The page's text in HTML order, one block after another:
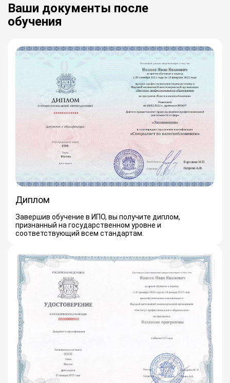
Ваши документы после
обучения
Диплом
Завершив обучение в ИПО, вы получите диплом,
признанный на государственном уровне и
соответствующий всем стандартам.